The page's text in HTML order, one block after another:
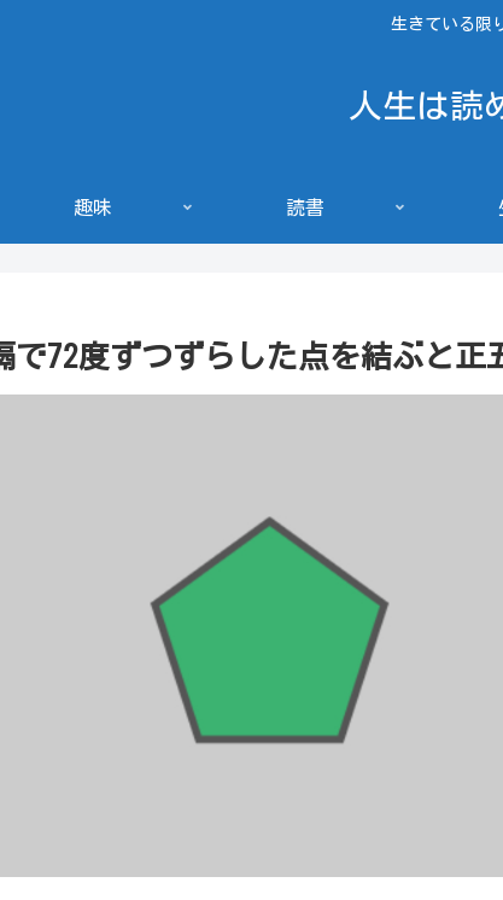
生きている限
人生は読
趣味 読書
で72度ずつずらした点を結ぶと正